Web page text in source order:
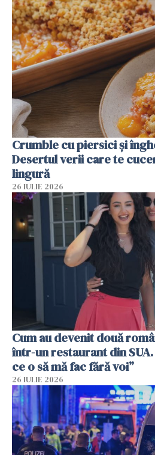
Crumble cu piersici și
Desertul verii care te
lingură
26 IULIE 2026
Cum au devenit două
într-un restaurant din
ce o să mă fac fără voi”
26 IULIE 2026